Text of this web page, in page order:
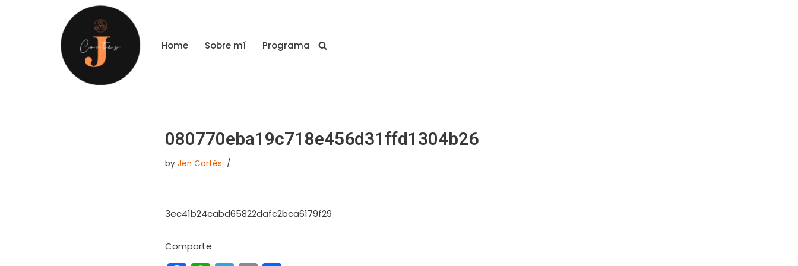
Home Sobre mí Programa
080770eba19c718e456d31ffd1304b26
by Jen Cortés
3ec41b24cabd65822dafc2bca6179f29
Comparte